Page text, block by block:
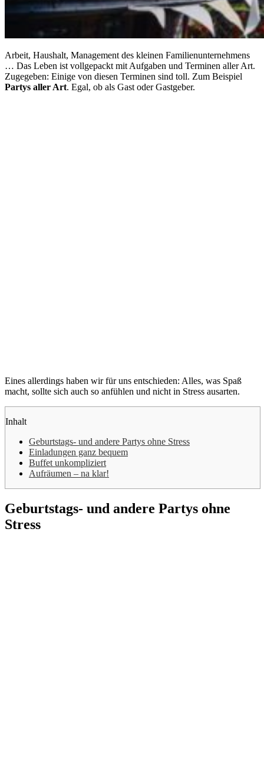
Arbeit, Haushalt, Management des kleinen Familienunternehmens
… Das Leben ist vollgepackt mit Aufgaben und Terminen aller Art.
Zugegeben: Einige von diesen Terminen sind toll. Zum Beispiel
Partys aller Art. Egal, ob als Gast oder Gastgeber.
Eines allerdings haben wir für uns entschieden: Alles, was Spaß
macht, sollte sich auch so anfühlen und nicht in Stress ausarten.
Inhalt
Geburtstags- und andere Partys ohne Stress
Einladungen ganz bequem
Buffet unkompliziert
Aufräumen – na klar!
Geburtstags- und andere Partys ohne
Stress